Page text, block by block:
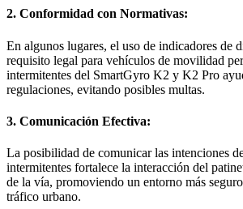
2. Conformidad con Normativas:
En algunos lugares, el uso de indicadores de
requisito legal para vehículos de movilidad
intermitentes del SmartGyro K2 y K2 Pro
regulaciones, evitando posibles multas.
3. Comunicación Efectiva:
La posibilidad de comunicar las intenciones
intermitentes fortalece la interacción del
de la vía, promoviendo un entorno más
tráfico urbano.